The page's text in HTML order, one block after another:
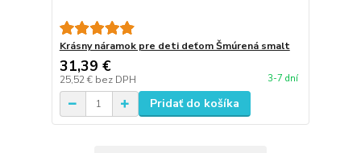
Krásny náramok pre deti deťom Šmúrená smalt
31,39 €
25,52 € bez DPH 3-7 dní
Pridať do košíka